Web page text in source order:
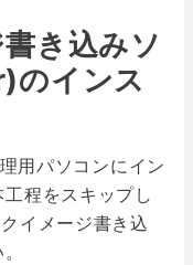
き込みソ
インス
用パソコンにイン
程をスキップし
イメージ書き込